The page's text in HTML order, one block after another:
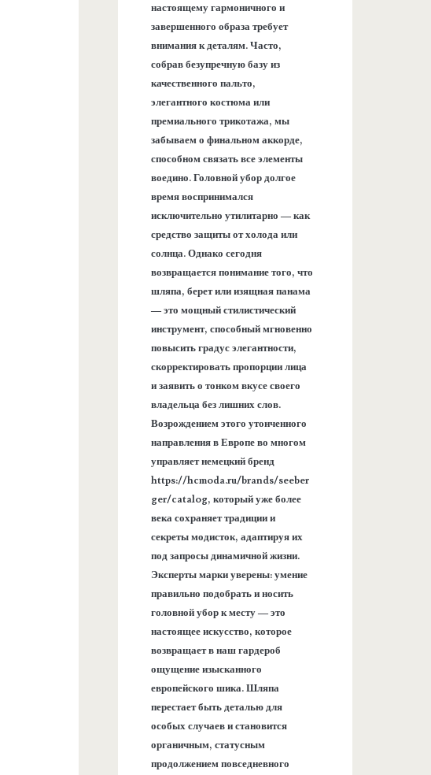
настоящему гармоничного и
завершенного образа требует
внимания к деталям. Часто,
собрав безупречную базу из
качественного пальто,
элегантного костюма или
премиального трикотажа, мы
забываем о финальном аккорде,
способном связать все элементы
воедино. Головной убор долгое
время воспринимался
исключительно утилитарно — как
средство защиты от холода или
солнца. Однако сегодня
возвращается понимание того, что
шляпа, берет или изящная панама
— это мощный стилистический
инструмент, способный мгновенно
повысить градус элегантности,
скорректировать пропорции лица
и заявить о тонком вкусе своего
владельца без лишних слов.
Возрождением этого утонченного
направления в Европе во многом
управляет немецкий бренд
https://hcmoda.ru/brands/seeber
ger/catalog, который уже более
века сохраняет традиции и
секреты модисток, адаптируя их
под запросы динамичной жизни.
Эксперты марки уверены: умение
правильно подобрать и носить
головной убор к месту — это
настоящее искусство, которое
возвращает в наш гардероб
ощущение изысканного
европейского шика. Шляпа
перестает быть деталью для
особых случаев и становится
органичным, статусным
продолжением повседневного